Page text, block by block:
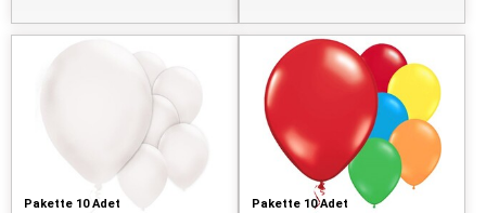
Pakette 10 Adet Pakette 10 Adet